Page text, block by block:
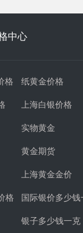
中心
格 纸黄金价格
上海白银价格
实物黄金
黄金期货
上海黄金金价
格 国际银价多少钱
银子多少钱一克